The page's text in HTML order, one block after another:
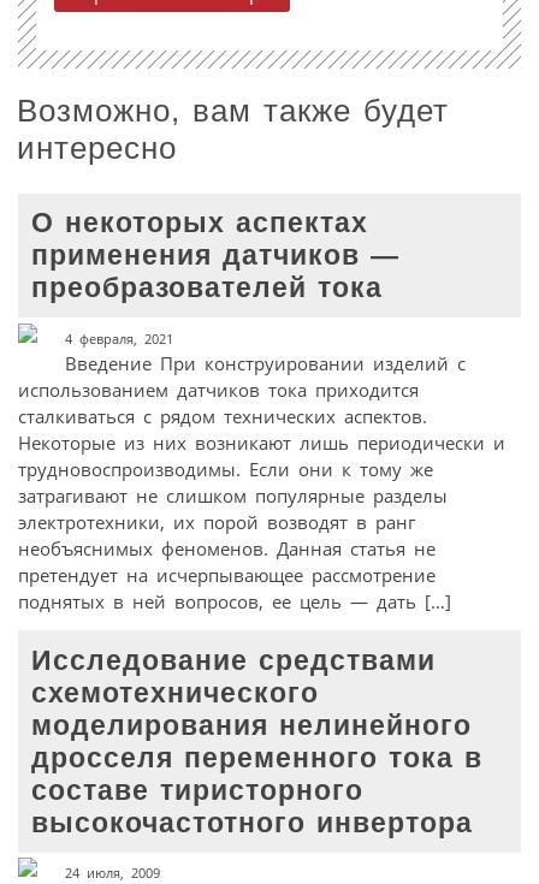
Возможно, вам также будет
интересно
О некоторых аспектах
применения датчиков —
преобразователей тока
4 февраля, 2021
Введение При конструировании изделий с
использованием датчиков тока приходится
сталкиваться с рядом технических аспектов.
Некоторые из них возникают лишь периодически и
трудновоспроизводимы. Если они к тому же
затрагивают не слишком популярные разделы
электротехники, их порой возводят в ранг
необъяснимых феноменов. Данная статья не
претендует на исчерпывающее рассмотрение
поднятых в ней вопросов, ее цель — дать […]
Исследование средствами
схемотехнического
моделирования нелинейного
дросселя переменного тока в
составе тиристорного
высокочастотного инвертора
24 июля, 2009